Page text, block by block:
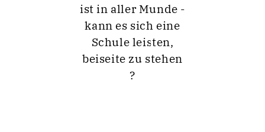
ist in aller Munde -
kann es sich eine
Schule leisten,
beiseite zu stehen
?